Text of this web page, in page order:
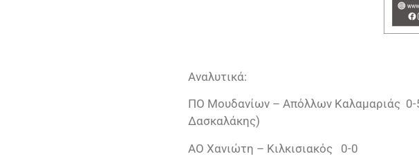
Αναλυτικά:
ΠΟ Μουδανίων – Απόλλων Καλαμαριάς 0-5
Δασκαλάκης)
ΑΟ Χανιώτη – Κιλκισιακός 0-0